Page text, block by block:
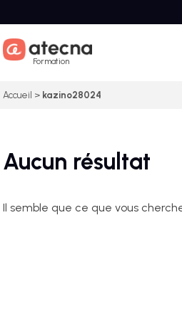
Formation
Accueil > kazino28024
Aucun résultat
Il semble que ce que vous